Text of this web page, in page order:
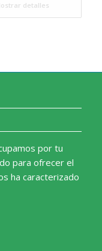
detalles
por tu
para ofrecer el
ha caracterizado